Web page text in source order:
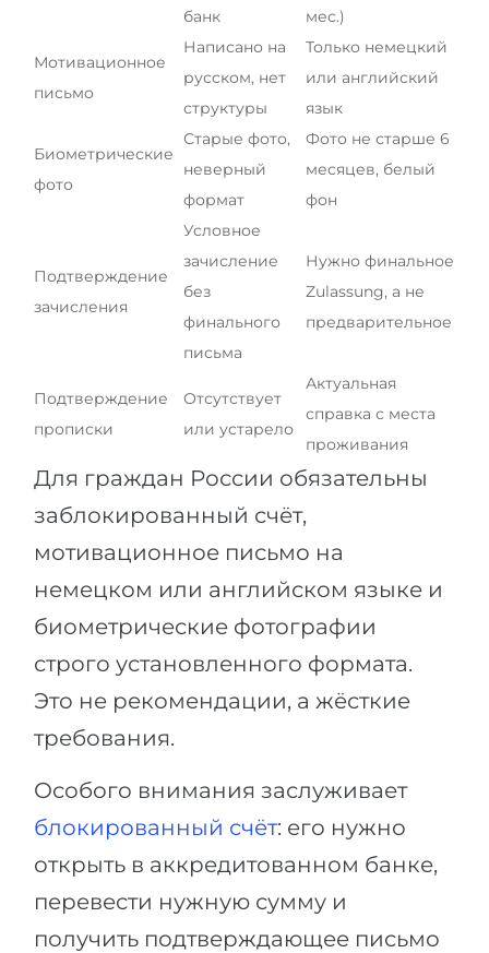
банк мес.)
Мотивационное
письмо
Написано на
русском, нет
структуры
Только немецкий
или английский
язык
Биометрические
фото
Старые фото,
неверный
формат
Фото не старше 6
месяцев, белый
фон
Подтверждение
зачисления
Условное
зачисление
без
финального
письма
Нужно финальное
Zulassung, а не
предварительное
Подтверждение
прописки
Отсутствует
или устарело
Актуальная
справка с места
проживания
Для граждан России обязательны
заблокированный счёт,
мотивационное письмо на
немецком или английском языке и
биометрические фотографии
строго установленного формата.
Это не рекомендации, а жёсткие
требования.
Особого внимания заслуживает
блокированный счёт: его нужно
открыть в аккредитованном банке,
перевести нужную сумму и
получить подтверждающее письмо